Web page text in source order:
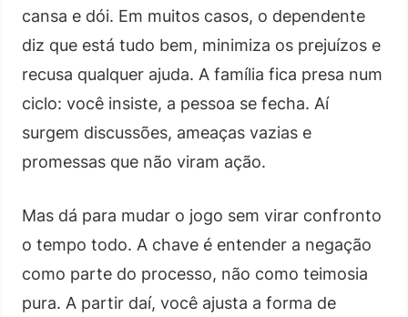
cansa e dói. Em muitos casos, o dependente
diz que está tudo bem, minimiza os prejuízos e
recusa qualquer ajuda. A família fica presa num
ciclo: você insiste, a pessoa se fecha. Aí
surgem discussões, ameaças vazias e
promessas que não viram ação.
Mas dá para mudar o jogo sem virar confronto
o tempo todo. A chave é entender a negação
como parte do processo, não como teimosia
pura. A partir daí, você ajusta a forma de